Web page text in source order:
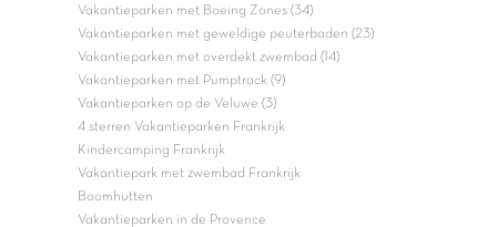
Vakantieparken met Boeing Zones (34)
Vakantieparken met geweldige peuterbaden (23)
Vakantieparken met overdekt zwembad (14)
Vakantieparken met Pumptrack (9)
Vakantieparken op de Veluwe (3)
4 sterren Vakantieparken Frankrijk
Kindercamping Frankrijk
Vakantiepark met zwembad Frankrijk
Boomhutten
Vakantieparken in de Provence